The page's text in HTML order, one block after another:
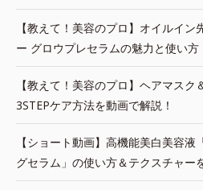
【教えて！美容のプロ】オイルイ
ー グロウプレセラムの魅力と使い方
【教えて！美容のプロ】ヘアマス
3STEPケア方法を動画で解説！
【ショート動画】高機能美白美容
グセラム」の使い方＆テクスチャー